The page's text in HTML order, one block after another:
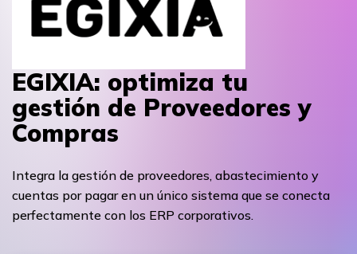
EGIXIA: optimiza tu
gestión de Proveedores y
Compras
Integra la gestión de proveedores, abastecimiento y
cuentas por pagar en un único sistema que se conecta
perfectamente con los ERP corporativos.